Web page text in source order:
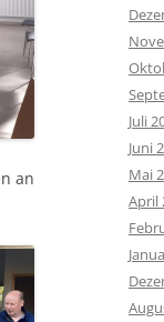
an
Juli
Juni
Mai
April